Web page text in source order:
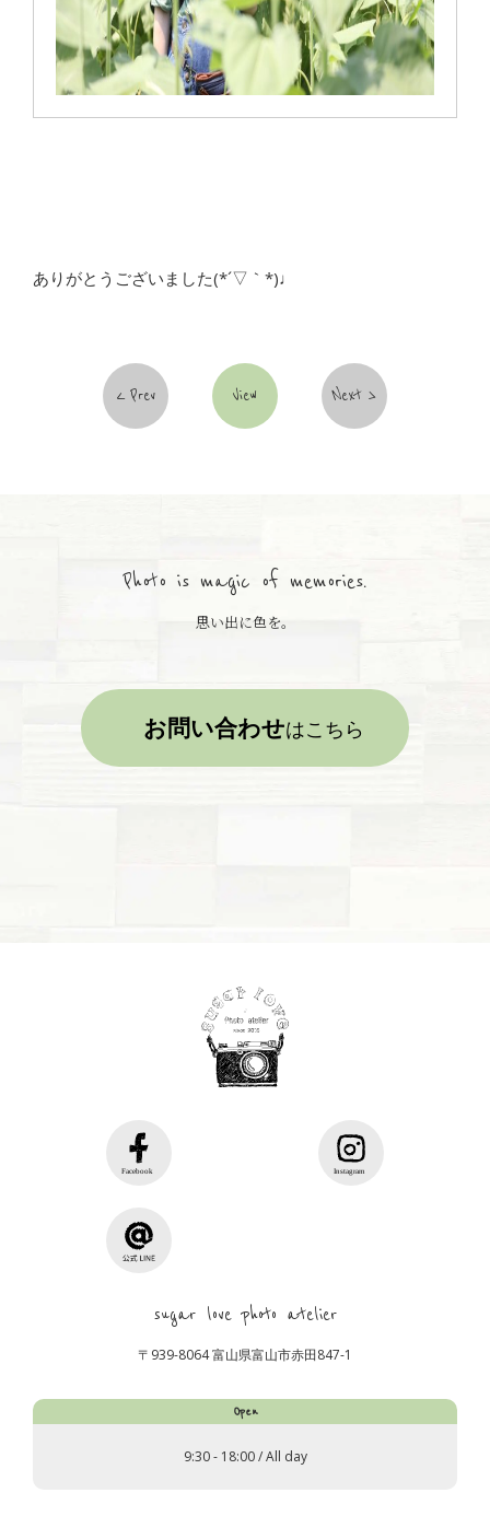
ありがとうございました(*´▽｀*)♩
Prev View Next
Photo is magic of memories.
思い出に色を。
お問い合わせはこちら
sugar love photo atelier
〒939-8064 富山県富山市赤田847-1
Open
9:30 - 18:00 / All day